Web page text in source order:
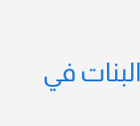
في